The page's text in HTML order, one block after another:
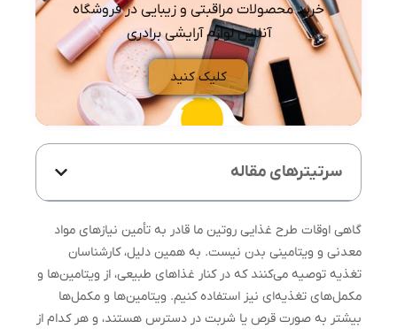
خرید محصولات مراقبتی و زیبایی در فروشگاه
آنلاین لوازم آرایشی برادری
کلیک کنید
سرتیترهای مقاله
گاهی اوقات طرح غذایی روتین ما قادر به تأمین نیازهای مواد
معدنی و ویتامینی بدن نیست. به همین دلیل، کارشناسان
تغذیه توصیه می‌کنند که در کنار غذاهای طبیعی، از ویتامین‌ها و
مکمل‌های تغذیه‌ای نیز استفاده کنیم. ویتامین‌ها و مکمل‌ها
بیشتر به صورت قرص یا شربت در دسترس هستند، و هر کدام از